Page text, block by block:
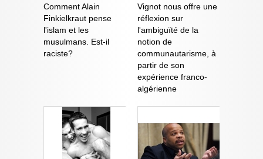
Comment Alain
Finkielkraut pense
l'islam et les
musulmans. Est-il
raciste?
Vignot nous offre une
réflexion sur
l'ambiguïté de la
notion de
communautarisme, à
partir de son
expérience franco-
algérienne